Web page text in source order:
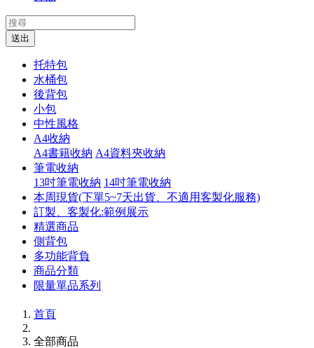
送出
托特包
水桶包
後背包
小包
中性風格
A4收納
A4書籍收納 A4資料夾收納
筆電收納
13吋筆電收納 14吋筆電收納
本周現貨(下單5~7天出貨、不適用客製化服務)
訂製、客製化:範例展示
精選商品
側背包
多功能背負
商品分類
限量單品系列
首頁
全部商品